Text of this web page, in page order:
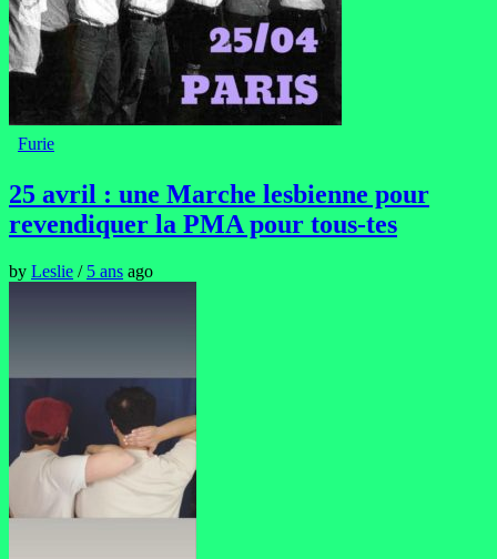
Furie
25 avril : une Marche lesbienne pour
revendiquer la PMA pour tous-tes
by Leslie / 5 ans ago